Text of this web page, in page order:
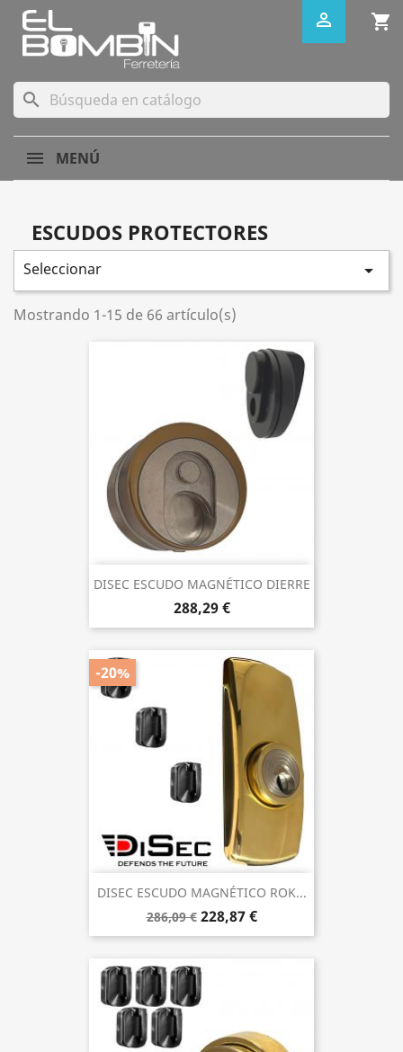
shopping_cart

search
MENÚ
ESCUDOS PROTECTORES
Seleccionar 
Mostrando 1-15 de 66 artículo(s)
DISEC ESCUDO MAGNÉTICO DIERRE
288,29 €
DISEC ESCUDO MAGNÉTICO ROK...
286,09 € 228,87 €
-20%